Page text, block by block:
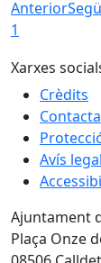
Anterior
1
Xarxes
Crèdits
Avís legal
Ajuntament
Plaça Onze